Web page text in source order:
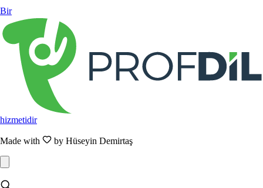
Bir
hizmetidir
Made with by Hüseyin Demirtaş